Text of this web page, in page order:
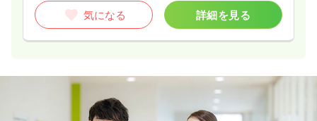
気になる 詳細を見る